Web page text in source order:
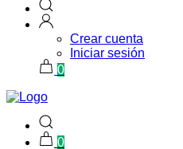
Crear cuenta
Iniciar sesión
0
0